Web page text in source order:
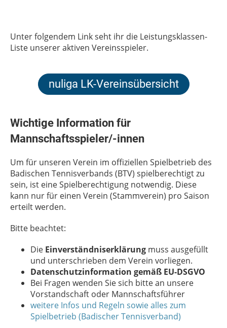
Unter folgendem Link seht ihr die Leistungsklassen-
Liste unserer aktiven Vereinsspieler.
nuliga LK-Vereinsübersicht
Wichtige Information für
Mannschaftsspieler/-innen
Um für unseren Verein im offiziellen Spielbetrieb des
Badischen Tennisverbands (BTV) spielberechtigt zu
sein, ist eine Spielberechtigung notwendig. Diese
kann nur für einen Verein (Stammverein) pro Saison
erteilt werden.
Bitte beachtet:
Die Einverständniserklärung muss ausgefüllt
und unterschrieben dem Verein vorliegen.
Datenschutzinformation gemäß EU-DSGVO
Bei Fragen wenden Sie sich bitte an unsere
Vorstandschaft oder Mannschaftsführer
weitere Infos und Regeln sowie alles zum
Spielbetrieb (Badischer Tennisverband)